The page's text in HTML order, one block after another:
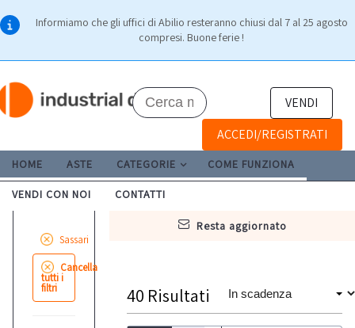
Informiamo che gli uffici di Abilio resteranno chiusi dal 7 al 25 agosto
compresi. Buone ferie !
VENDI
ACCEDI/REGISTRATI
HOME ASTE CATEGORIE COME FUNZIONA
VENDI CON NOI CONTATTI
resta aggiornato
Sassari
Cancella
tutti i
filtri 40 Risultati